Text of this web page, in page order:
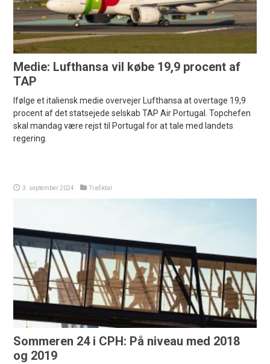
Medie: Lufthansa vil købe 19,9 procent af
TAP
Ifølge et italiensk medie overvejer Lufthansa at overtage 19,9
procent af det statsejede selskab TAP Air Portugal. Topchefen
skal mandag være rejst til Portugal for at tale med landets
regering.
3. september 2024 Trafiktal
Sommeren 24 i CPH: På niveau med 2018
og 2019